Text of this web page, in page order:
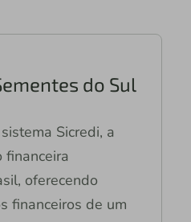
do Sul
Sicredi, a
financeira
oferecendo
financeiros de um